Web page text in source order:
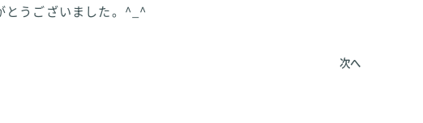
とうございました。^_^
次へ